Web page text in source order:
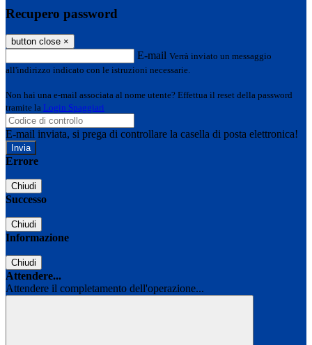
Recupero password
button close ×
E-mail Verrà inviato un messaggio
all'indirizzo indicato con le istruzioni necessarie.
Non hai una e-mail associata al nome utente? Effettua il reset della password
tramite la Login Spaggiari
E-mail inviata, si prega di controllare la casella di posta elettronica!
Errore
Chiudi
Successo
Chiudi
Informazione
Chiudi
Attendere...
Attendere il completamento dell'operazione...